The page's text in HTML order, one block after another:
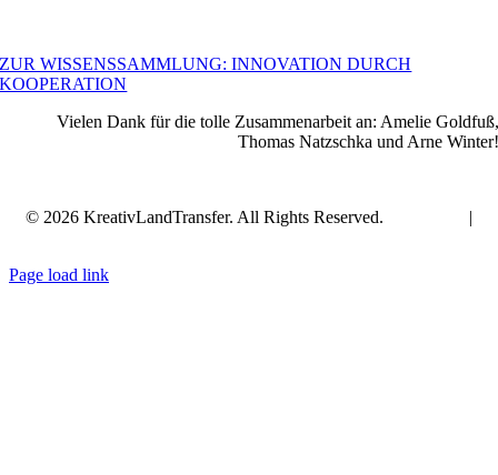
ZUR WISSENSSAMMLUNG: INNOVATION DURCH
KOOPERATION
Vielen Dank für die tolle Zusammenarbeit an: Amelie Goldfuß,
Thomas Natzschka und Arne Winter!
© 2026 KreativLandTransfer. All Rights Reserved.
|
Page load link